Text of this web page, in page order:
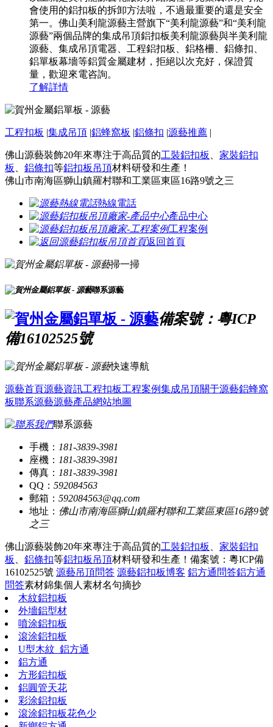
會使用的鋁扣板的拆卸方法啦，不過最重要的還是安全
第一。佛山美利龍源藝主營旗下“美利龍源藝”和“美利龍
源藝”兩個品牌的集成吊頂鋁扣板美利龍源藝與半美利龍
源藝、集成吊頂電器、工程鋁扣板、鋁格柵、鋁條扣、
鋁單板幕墻等鋁質金屬建材，拒絕以次充好，保證質
量，歡迎來電咨詢。
了解詳情
工程扣板 |集成吊頂 |鋁蜂窩板 |鋁條扣 |源藝推薦 |
佛山源藝裝飾20年來專注于高品質的工裝鋁扣板
家裝鋁扣
板
鋁條扣等鋁扣板吊頂材料研發和生產！
佛山市南海區獅山鎮羅村聯和工業區東區16路9號之三
熱線電話
產品中心
工程案例
返回首頁
掃一掃
聯系源藝
備案號：粵ICP
備16102525號
快速導航
源藝首頁源藝資訊工程扣板工程案例集成吊頂關于源藝鋁蜂窩
板聯系源藝源藝產品網站地圖
聯系源藝
手機： 181-3839-3981
座機： 181-3839-3981
傳真： 181-3839-3981
QQ： 592084563
郵箱： 592084563@qq.com
地址： 佛山市南海區獅山鎮羅村聯和工業區東區16路9號
之三
佛山源藝裝飾20年來專注于高品質的工裝鋁扣板
家裝鋁扣
板
鋁條扣等鋁扣板吊頂材料研發和生產！ 備案號：粵ICP備
16102525號 源藝吊頂問答 源藝鋁扣板博客 鋁方通問答鋁方通
問答素材錦集個人素材名句摘抄
木紋鋁扣板
外墻鋁型材
噴涂鋁扣板
滾涂鋁扣板
U型木紋_鋁方通
鋁方通
方形鋁扣板
鋁圓管天花
彩涂鋁扣板
滾涂鋁扣板花色少